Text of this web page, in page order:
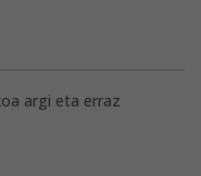
argi eta erraz